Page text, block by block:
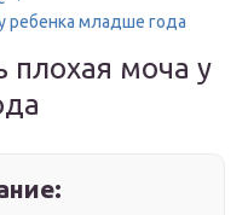
ребенка младше года
моча у